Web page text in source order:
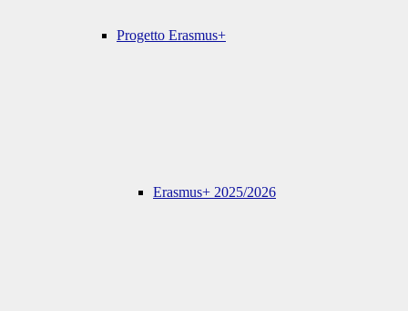
Progetto Erasmus+
Erasmus+ 2025/2026